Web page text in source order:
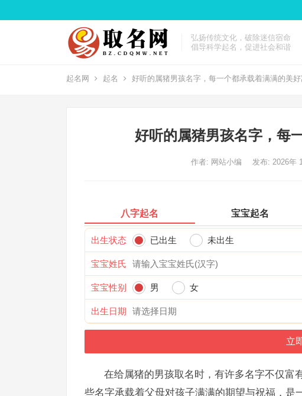
弘扬传统文化，破除迷信宿命
倡导科学起名，促进社会和谐
起名网 起名 好听的属猪男孩名字，每一个都承载着满满的美好
好听的属猪男孩名字，每
作者: 网站小编 发布: 2026年
八字起名 宝宝起名
出生状态 已出生 未出生
宝宝姓氏
宝宝性别 男 女
出生日期
在给属猪的男孩取名时，有许多名字不仅富
些名字承载着父母对孩子满满的期望与祝福，是